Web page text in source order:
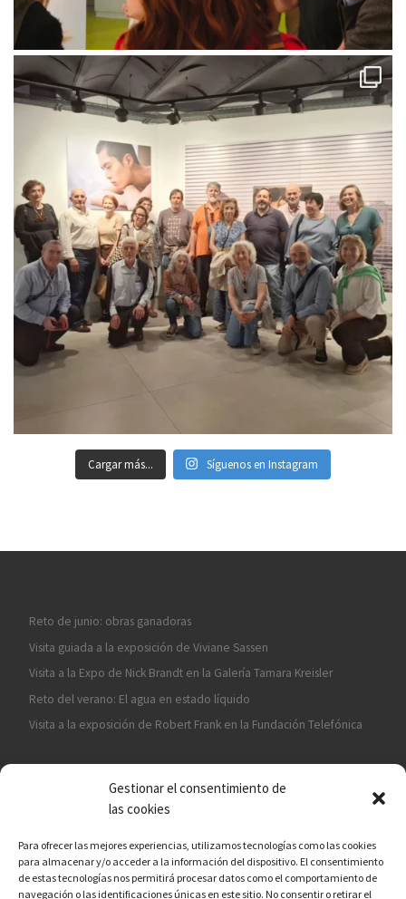
Gestionar el consentimiento de
las cookies
Para ofrecer las mejores experiencias, utilizamos tecnologías como las cookies
para almacenar y/o acceder a la información del dispositivo. El consentimiento
de estas tecnologías nos permitirá procesar datos como el comportamiento de
navegación o las identificaciones únicas en este sitio. No consentir o retirar el
Cargar más... Síguenos en Instagram
Reto de junio: obras ganadoras
Visita guiada a la exposición de Viviane Sassen
Visita a la Expo de Nick Brandt en la Galería Tamara Kreisler
Reto del verano: El agua en estado líquido
Visita a la exposición de Robert Frank en la Fundación Telefónica
¡ASÓCIATE A CÁMARA EN MANO!